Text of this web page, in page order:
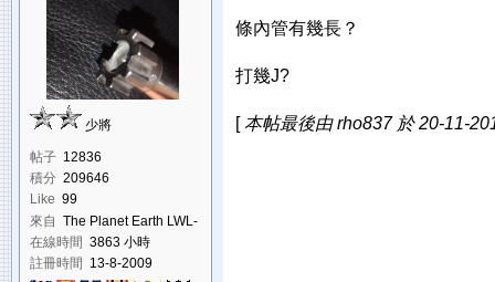
少將
帖子 12836
積分 209646
Like 99
來自 The Planet Earth LWL-
K-793-850
在線時間 3863 小時
註冊時間
13-8-2009
條內管有幾長？
打幾J?
[本帖最後由 rho837 於 20-11-